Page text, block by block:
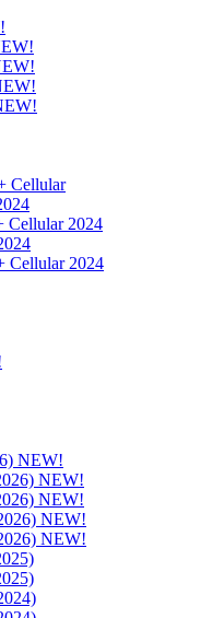
Cellular
Cellular 2024
Cellular 2024
NEW!
NEW!
NEW!
NEW!
NEW!